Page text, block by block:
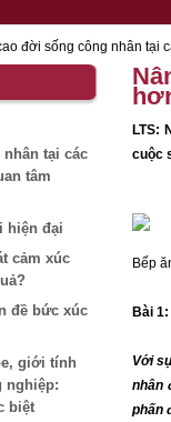
thu nhập - Người lao động
việc cho công nhân:
viên nhất
vào một tổ chức cụ thể?
việc
đời sống công nhân tại
tại các
tâm
hiện đại
cảm xúc
đề bức xúc
giới tính
nghiệp:
biệt
LTS:
cuộc
Bếp
Bài
Với
nhân
phấn